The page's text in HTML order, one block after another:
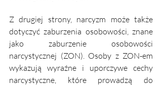
Z drugiej strony, narcyzm może także
dotyczyć zaburzenia osobowości, znane
jako zaburzenie osobowości
narcystycznej (ZON). Osoby z ZON-em
wykazują wyraźne i uporczywe cechy
narcystyczne, które prowadzą do